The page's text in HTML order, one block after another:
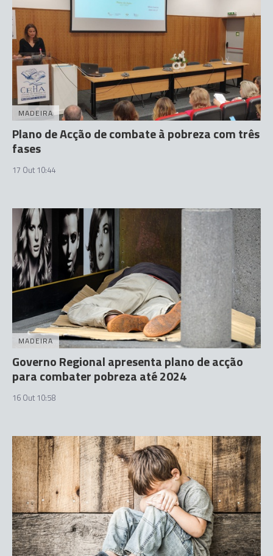
MADEIRA
Plano de Acção de combate à pobreza com três
fases
17 Out 10:44
MADEIRA
Governo Regional apresenta plano de acção
para combater pobreza até 2024
16 Out 10:58